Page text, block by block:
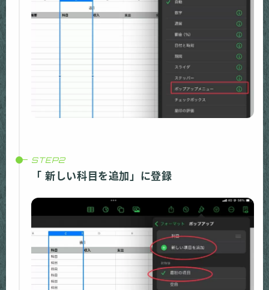
「 新しい科目を追加」に登録